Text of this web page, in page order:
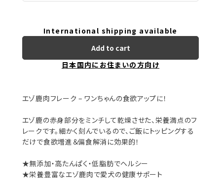
International shipping available
Add to cart
日本国内にお住まいの方向け
エゾ鹿肉フレーク – ワンちゃんの食欲アップに！
エゾ鹿の赤身部分をミンチして乾燥させた、栄養満点のフ
レークです。細かく刻んでいるので、ご飯にトッピングする
だけで食欲増進＆偏食解消に効果的！
★無添加・高たんぱく・低脂肪でヘルシー
★栄養豊富なエゾ鹿肉で愛犬の健康サポート